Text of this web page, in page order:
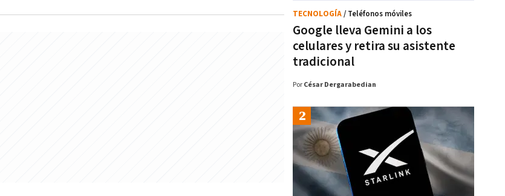
Google lleva Gemini a los
celulares y retira su asistente
tradicional
TECNOLOGÍA/ Teléfonos móviles
Por César Dergarabedian